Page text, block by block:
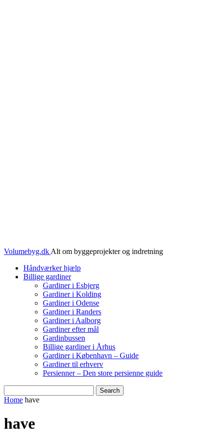
Volumebyg.dk Alt om byggeprojekter og indretning
Håndværker hjælp
Billige gardiner
Gardiner i Esbjerg
Gardiner i Kolding
Gardiner i Odense
Gardiner i Randers
Gardiner i Aalborg
Gardiner efter mål
Gardinbussen
Billige gardiner i Århus
Gardiner i København – Guide
Gardiner til erhverv
Persienner – Den store persienne guide
Home have
have